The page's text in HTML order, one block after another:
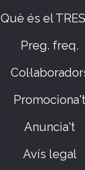
Què és el
Preg. freq.
Promociona't
Anuncia't
Avís legal